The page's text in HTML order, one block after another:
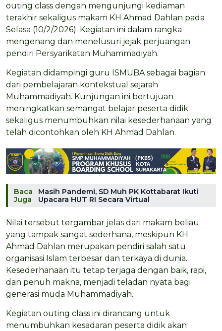
outing class dengan mengunjungi kediaman
terakhir sekaligus makam KH Ahmad Dahlan pada
Selasa (10/2/2026). Kegiatan ini dalam rangka
mengenang dan menelusuri jejak perjuangan
pendiri Persyarikatan Muhammadiyah.
Kegiatan didampingi guru ISMUBA sebagai bagian
dari pembelajaran kontekstual sejarah
Muhammadiyah. Kunjungan ini bertujuan
meningkatkan semangat belajar peserta didik
sekaligus menumbuhkan nilai kesederhanaan yang
telah dicontohkan oleh KH Ahmad Dahlan.
Baca
Juga
Masih Pandemi, SD Muh PK Kottabarat Ikuti
Upacara HUT RI Secara Virtual
Nilai tersebut tergambar jelas dari makam beliau
yang tampak sangat sederhana, meskipun KH
Ahmad Dahlan merupakan pendiri salah satu
organisasi Islam terbesar dan terkaya di dunia.
Kesederhanaan itu tetap terjaga dengan baik, rapi,
dan penuh makna, menjadi teladan nyata bagi
generasi muda Muhammadiyah.
Kegiatan outing class ini dirancang untuk
menumbuhkan kesadaran peserta didik akan